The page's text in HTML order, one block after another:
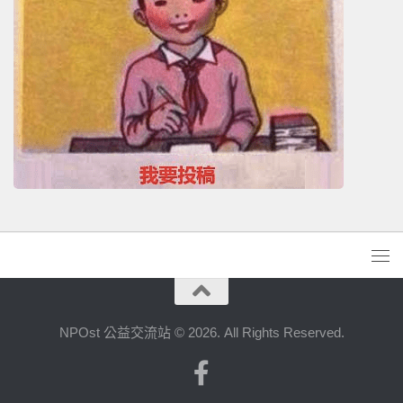
NPOst 公益交流站 © 2026. All Rights Reserved.